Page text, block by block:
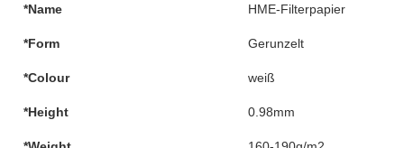
*Name HME-Filterpapier
*Form Gerunzelt
*Colour weiß
*Height 0.98mm